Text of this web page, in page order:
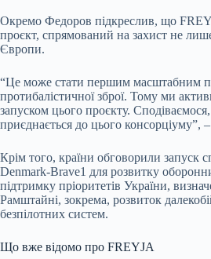
Окремо Федоров підкреслив, що
проєкт, спрямований на захист не
Європи.
“Це може стати першим масштабним
протибалістичної зброї. Тому ми
запуском цього проєкту.
приєднається до цього консорціуму”, –
Крім того, країни обговорили запуск
Denmark-Brave1 для розвитку
підтримку пріоритетів України,
Рамштайні, зокрема, розвиток
безпілотних систем.
Що вже відомо про FREYJA